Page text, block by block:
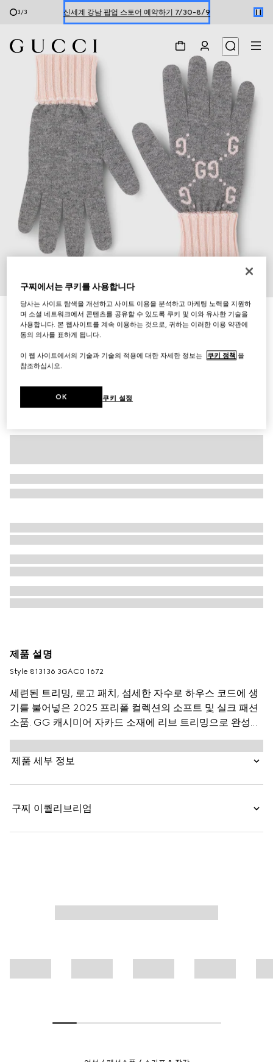
3/3 신세계 강남 팝업 스토어 예약하기 7/30-8/9
3
GG 캐시미어 자카드 장갑
₩770,000
다른 스타일 그레이/핑크
제품 설명
Style ‎813136 3GAC0 1672
세련된 트리밍, 로고 패치, 섬세한 자수로 하우스 코드에 생
기를 불어넣은 2025 프리폴 컬렉션의 소프트 및 실크 패션
소품. GG 캐시미어 자카드 소재에 리브 트리밍으로 완성한
장갑.
제품 세부 정보
구찌 이퀄리브리엄
구찌에서는 쿠키를 사용합니다
당사는 사이트 탐색을 개선하고 사이트 이용을 분석하고 마케팅 노력을 지원하
며 소셜 네트워크에서 콘텐츠를 공유할 수 있도록 쿠키 및 이와 유사한 기술을
사용합니다. 본 웹사이트를 계속 이용하는 것으로, 귀하는 이러한 이용 약관에
동의 의사를 표하게 됩니다.
이 웹 사이트에서의 기술과 기술의 적용에 대한 자세한 정보는 쿠키 정책 을
참조하십시오.
쿠키 설정
OK